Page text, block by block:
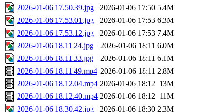
2026-01-06 17.50.39.jpg
2026-01-06 17:50 5.4M
2026-01-06 17.53.01.jpg
2026-01-06 17:53 6.3M
2026-01-06 17.53.12.jpg
2026-01-06 17:53 7.4M
2026-01-06 18.11.24.jpg
2026-01-06 18:11 6.0M
2026-01-06 18.11.33.jpg
2026-01-06 18:11 6.1M
2026-01-06 18.11.49.mp4 2026-01-06 18:11 2.8M
2026-01-06 18.12.04.mp4 2026-01-06 18:12 13M
2026-01-06 18.12.40.mp4 2026-01-06 18:12 11M
2026-01-06 18.30.42.jpg
2026-01-06 18:30 2.3M